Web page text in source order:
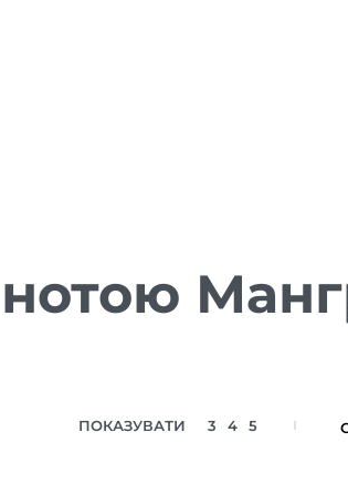
ПОКАЗУВАТИ 3 4 5